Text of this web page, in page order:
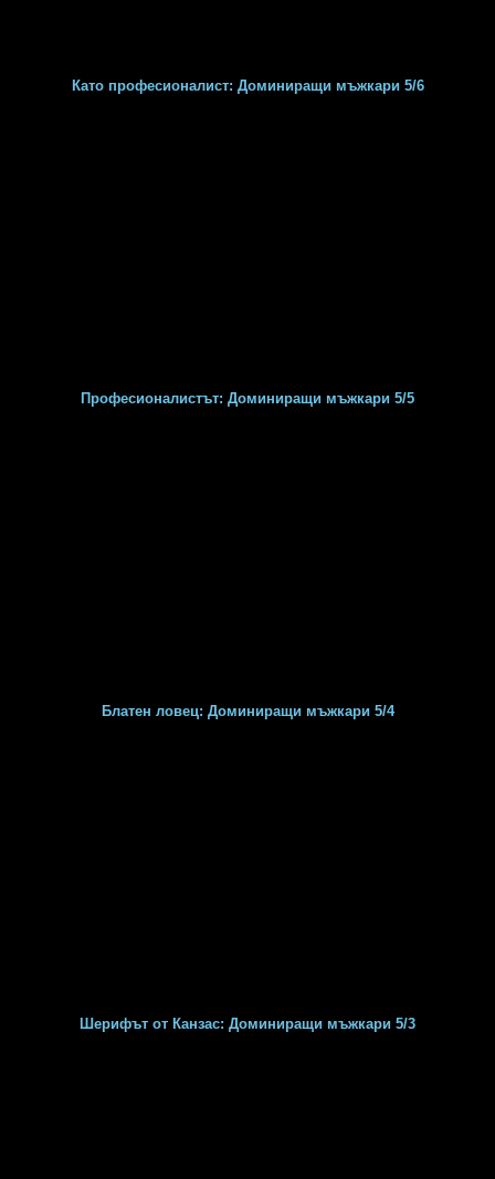
Като професионалист: Доминиращи мъжкари 5/6
Професионалистът: Доминиращи мъжкари 5/5
Блатен ловец: Доминиращи мъжкари 5/4
Шерифът от Канзас: Доминиращи мъжкари 5/3